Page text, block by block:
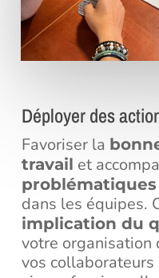
Déployer des
Favoriser la
travail et
dans les équipes.
implication du
votre organisation
vos collaborateurs